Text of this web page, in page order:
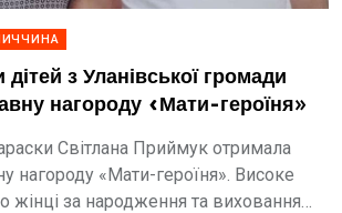
з Уланівської громади
нагороду «Мати-героїня»
Світлана Приймук отримала
нагороду «Мати-героїня». Високе
жінці за народження та виховання